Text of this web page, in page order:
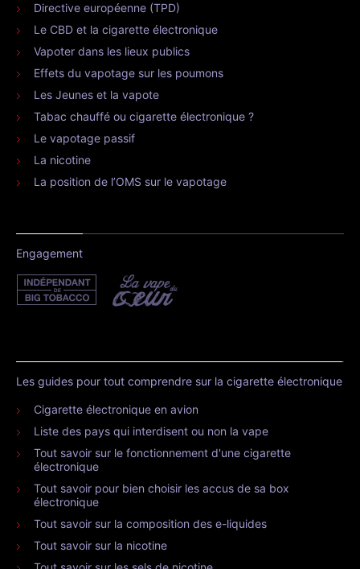
Directive européenne (TPD)
Le CBD et la cigarette électronique
Vapoter dans les lieux publics
Effets du vapotage sur les poumons
Les Jeunes et la vapote
Tabac chauffé ou cigarette électronique ?
Le vapotage passif
La nicotine
La position de l’OMS sur le vapotage
Engagement
Les guides pour tout comprendre sur la cigarette électronique
Cigarette électronique en avion
Liste des pays qui interdisent ou non la vape
Tout savoir sur le fonctionnement d'une cigarette
électronique
Tout savoir pour bien choisir les accus de sa box
électronique
Tout savoir sur la composition des e-liquides
Tout savoir sur la nicotine